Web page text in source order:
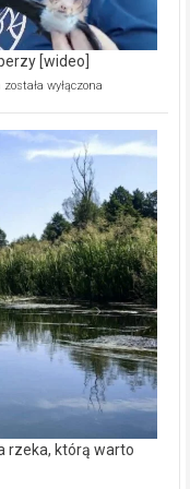
[wideo]
Ekologiczne
kamerą
wśród
została wyłączona
rzeka, którą warto